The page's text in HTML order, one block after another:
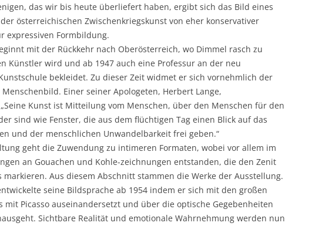
das wir bis heute überliefert haben, ergibt sich das Bild eines
österreichischen Zwischenkriegskunst von eher konservativer
expressiven Formbildung.
mit der Rückkehr nach Oberösterreich, wo Dimmel rasch zu
Künstler wird und ab 1947 auch eine Professur an der neu
bekleidet. Zu dieser Zeit widmet er sich vornehmlich der
Einer seiner Apologeten, Herbert Lange,
Kunst ist Mitteilung vom Menschen, über den Menschen für den
sind wie Fenster, die aus dem flüchtigen Tag einen Blick auf das
und der menschlichen Unwandelbarkeit frei geben.“
geht die Zuwendung zu intimeren Formaten, wobei vor allem im
an Gouachen und Kohle-zeichnungen entstanden, die den Zenit
markieren. Aus diesem Abschnitt stammen die Werke der Ausstellung.
seine Bildsprache ab 1954 indem er sich mit den großen
mit Picasso auseinandersetzt und über die optische Gegebenheiten
Sichtbare Realität und emotionale Wahrnehmung werden nun